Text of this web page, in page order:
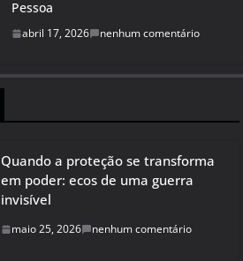
Pessoa
abril 17, 2026 nenhum comentário
Quando a proteção se transforma
em poder: ecos de uma guerra
invisível
maio 25, 2026 nenhum comentário